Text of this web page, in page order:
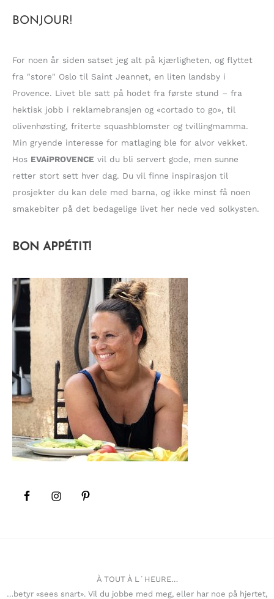
e
e
:
BONJOUR!
For noen år siden satset jeg alt på kjærligheten, og flyttet
fra "store" Oslo til Saint Jeannet, en liten landsby i
Provence. Livet ble satt på hodet fra første stund – fra
hektisk jobb i reklamebransjen og «cortado to go», til
olivenhøsting, friterte squashblomster og tvillingmamma.
Min gryende interesse for matlaging ble for alvor vekket.
Hos EVAiPROVENCE vil du bli servert gode, men sunne
retter stort sett hver dag. Du vil finne inspirasjon til
prosjekter du kan dele med barna, og ikke minst få noen
smakebiter på det bedagelige livet her nede ved solkysten.
BON APPÉTIT!
À TOUT À L´HEURE…
…betyr «sees snart». Vil du jobbe med meg, eller har noe på hjertet,